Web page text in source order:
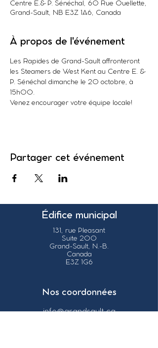
Centre E.& P. Sénéchal, 60 Rue Ouellette,
Grand-Sault, NB E3Z 1A6, Canada
À propos de l'événement
Les Rapides de Grand-Sault affronteront
les Steamers de West Kent au Centre E. &
P. Sénéchal dimanche le 20 octobre, à
15h00.
Venez encourager votre équipe locale!
Partager cet événement
Édifice municipal
131, rue Pleasant
Suite 200
Grand-Sault, N.-B.
Canada
E3Z 1G6
Nos coordonnées
info@grandsault.ca